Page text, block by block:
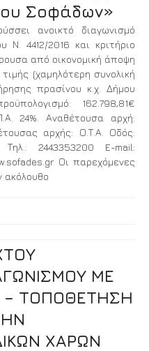
Σοφάδων»
ανοικτό διαγωνισμό
4412/2016 και κριτήριο
από οικονομική άποψη
(χαμηλότερη συνολική
πρασίνου κ.χ. Δήμου
162.798,81€
24%. Αναθέτουσα αρχή:
αρχής: Ο.Τ.Α. Οδός:
2443353200 E-mail:
Οι παρεχόμενες
ακόλουθο
ΜΕ
– ΤΟΠΟΘΕΤΗΣΗ
ΧΑΡΩΝ